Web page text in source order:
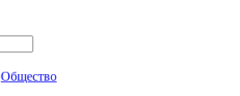
Общество